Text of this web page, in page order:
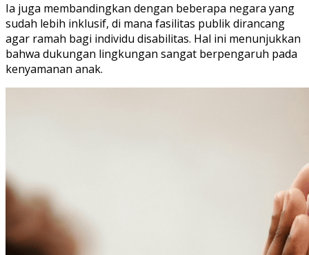
Ia juga membandingkan dengan beberapa negara yang
sudah lebih inklusif, di mana fasilitas publik dirancang
agar ramah bagi individu disabilitas. Hal ini menunjukkan
bahwa dukungan lingkungan sangat berpengaruh pada
kenyamanan anak.